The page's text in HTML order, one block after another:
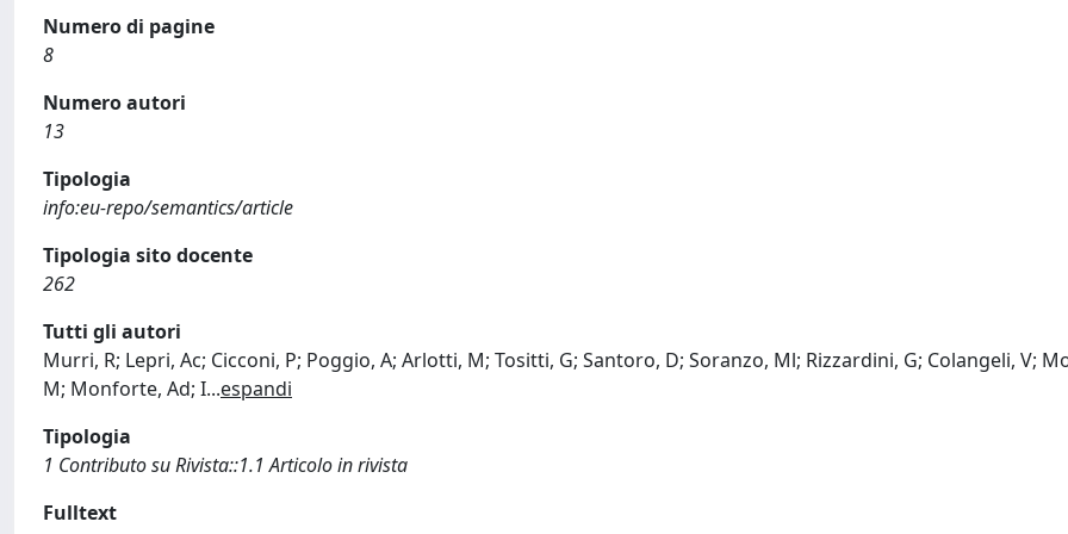
Numero di pagine
8
Numero autori
13
Tipologia
info:eu-repo/semantics/article
Tipologia sito docente
262
Tutti gli autori
Murri, R; Lepri, Ac; Cicconi, P; Poggio, A; Arlotti, M; Tositti, G; Santoro, D; Soranzo, Ml; Rizzardini, G; Colangeli, V;
M; Monforte, Ad; I...espandi
Tipologia
1 Contributo su Rivista::1.1 Articolo in rivista
Fulltext